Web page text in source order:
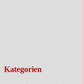
Kategorien